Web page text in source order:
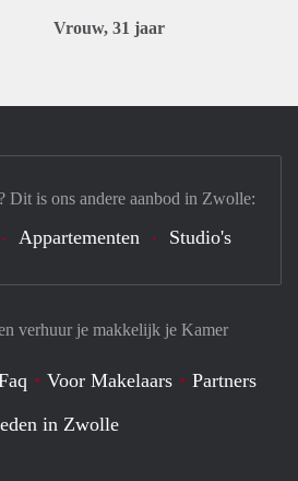
Vrouw, 31 jaar
verhuur je makkelijk je Kamer
Voor Makelaars
Partners
in Zwolle
Dit is ons andere aanbod in Zwolle:
Appartementen Studio's